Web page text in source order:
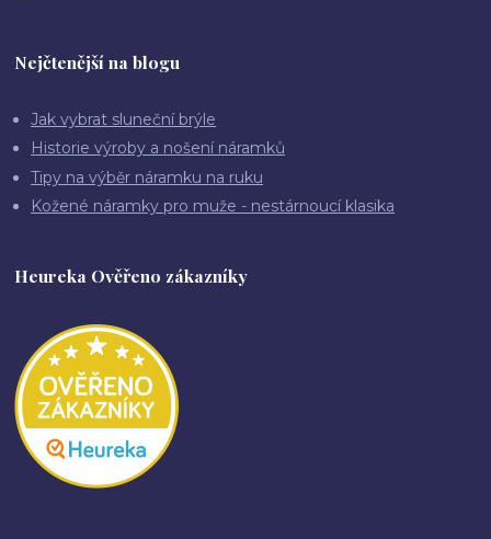
Nejčtenější na blogu
Jak vybrat sluneční brýle
Historie výroby a nošení náramků
Tipy na výběr náramku na ruku
Kožené náramky pro muže - nestárnoucí klasika
Heureka Ověřeno zákazníky